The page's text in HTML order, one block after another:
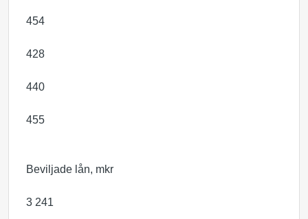
454
428
440
455
Beviljade lån, mkr
3 241